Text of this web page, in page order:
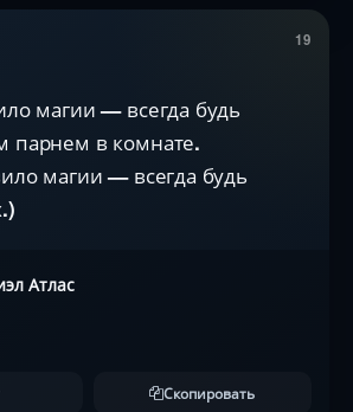
19
магии — всегда будь
в комнате.
магии — всегда будь
Атлас
Скопировать